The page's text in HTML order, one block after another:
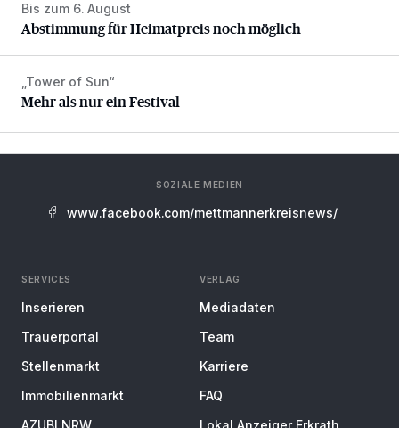
Abstimmung für Heimatpreis noch möglich
Bis zum 6. August
Abstimmung für Heimatpreis noch möglich
Mehr als nur ein Festival
„Tower of Sun“
Mehr als nur ein Festival
SOZIALE MEDIEN
www.facebook.com/mettmannerkreisnews/
SERVICES
Inserieren
Trauerportal
Stellenmarkt
Immobilienmarkt
AZUBI NRW
VERLAG
Mediadaten
Team
Karriere
FAQ
Lokal Anzeiger Erkrath